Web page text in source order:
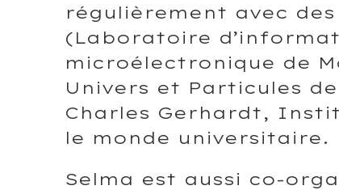
régulièrement avec
(Laboratoire
microélectronique de
Univers et Particules
Charles Gerhardt,
le monde universitaire.
Selma est aussi co-